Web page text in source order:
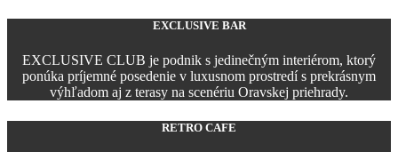
EXCLUSIVE BAR
EXCLUSIVE CLUB je podnik s jedinečným interiérom, ktorý
ponúka príjemné posedenie v luxusnom prostredí s prekrásnym
výhľadom aj z terasy na scenériu Oravskej priehrady.
RETRO CAFE